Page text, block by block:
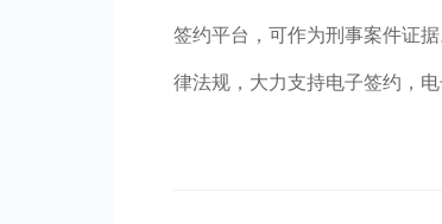
签约平台，可作为刑事案件证据
律法规，大力支持电子签约，